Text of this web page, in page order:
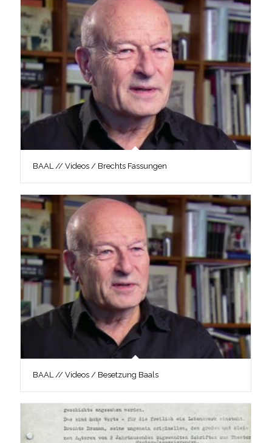
BAAL // Videos / Brechts Fassungen
BAAL // Videos / Besetzung Baals